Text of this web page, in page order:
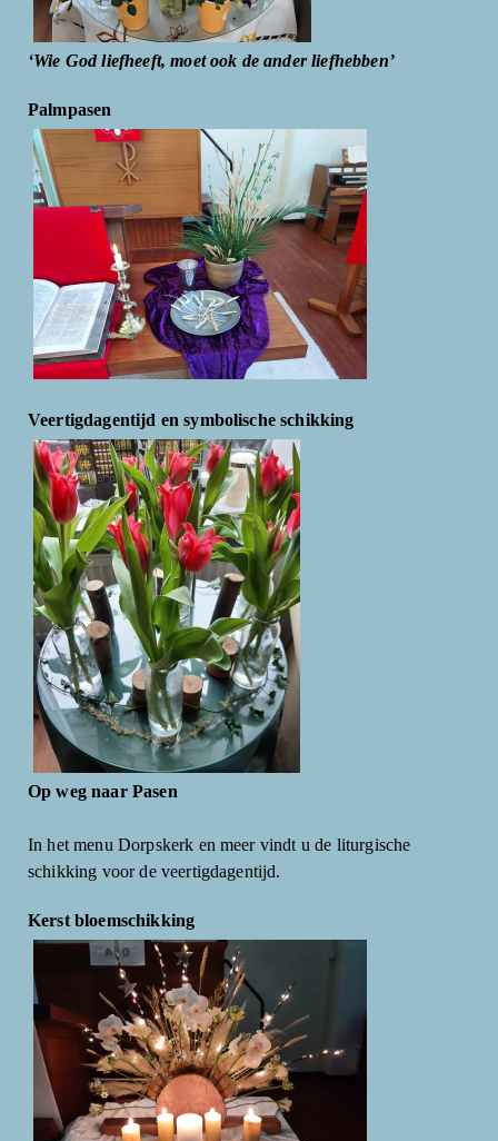
‘Wie God liefheeft, moet ook de ander liefhebben’
Palmpasen
Veertigdagentijd en symbolische schikking
Op weg naar Pasen
In het menu Dorpskerk en meer vindt u de liturgische
schikking voor de veertigdagentijd.
Kerst bloemschikking